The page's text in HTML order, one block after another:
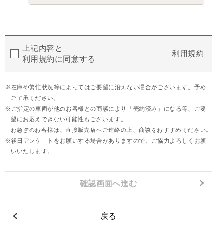
上記内容と
利用規約に同意する
利用規約
在庫や繁忙状況等によってはご要望に沿えない場合がございます。予め
ご了承ください。
ご指定の車両が他のお客様との商談により「売約済み」になる等、ご要
望にお応えできない可能性もございます。
お急ぎのお客様は、直接販売店へご連絡の上、商談をおすすめください。
後日アンケ―トをお願いする場合がありますので、ご協力よろしくお願
いいたします。
戻る